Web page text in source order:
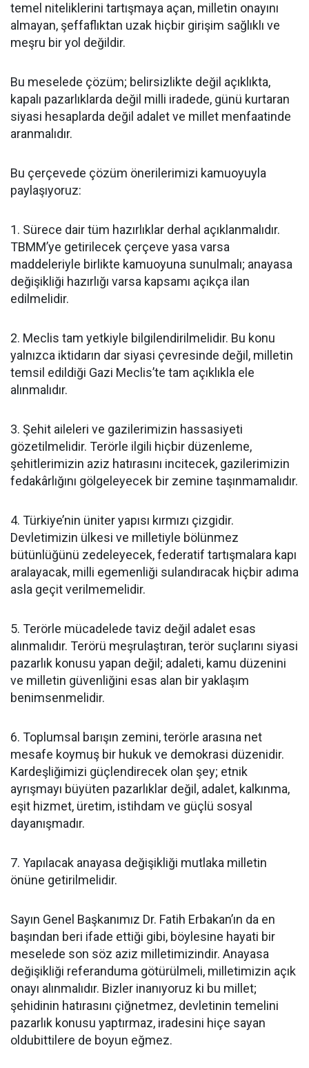
temel niteliklerini tartışmaya açan, milletin onayını
almayan, şeffaflıktan uzak hiçbir girişim sağlıklı ve
meşru bir yol değildir.
Bu meselede çözüm; belirsizlikte değil açıklıkta,
kapalı pazarlıklarda değil milli iradede, günü kurtaran
siyasi hesaplarda değil adalet ve millet menfaatinde
aranmalıdır.
Bu çerçevede çözüm önerilerimizi kamuoyuyla
paylaşıyoruz:
1. Sürece dair tüm hazırlıklar derhal açıklanmalıdır.
TBMM’ye getirilecek çerçeve yasa varsa
maddeleriyle birlikte kamuoyuna sunulmalı; anayasa
değişikliği hazırlığı varsa kapsamı açıkça ilan
edilmelidir.
2. Meclis tam yetkiyle bilgilendirilmelidir. Bu konu
yalnızca iktidarın dar siyasi çevresinde değil, milletin
temsil edildiği Gazi Meclis’te tam açıklıkla ele
alınmalıdır.
3. Şehit aileleri ve gazilerimizin hassasiyeti
gözetilmelidir. Terörle ilgili hiçbir düzenleme,
şehitlerimizin aziz hatırasını incitecek, gazilerimizin
fedakârlığını gölgeleyecek bir zemine taşınmamalıdır.
4. Türkiye’nin üniter yapısı kırmızı çizgidir.
Devletimizin ülkesi ve milletiyle bölünmez
bütünlüğünü zedeleyecek, federatif tartışmalara kapı
aralayacak, milli egemenliği sulandıracak hiçbir adıma
asla geçit verilmemelidir.
5. Terörle mücadelede taviz değil adalet esas
alınmalıdır. Terörü meşrulaştıran, terör suçlarını siyasi
pazarlık konusu yapan değil; adaleti, kamu düzenini
ve milletin güvenliğini esas alan bir yaklaşım
benimsenmelidir.
6. Toplumsal barışın zemini, terörle arasına net
mesafe koymuş bir hukuk ve demokrasi düzenidir.
Kardeşliğimizi güçlendirecek olan şey; etnik
ayrışmayı büyüten pazarlıklar değil, adalet, kalkınma,
eşit hizmet, üretim, istihdam ve güçlü sosyal
dayanışmadır.
7. Yapılacak anayasa değişikliği mutlaka milletin
önüne getirilmelidir.
Sayın Genel Başkanımız Dr. Fatih Erbakan’ın da en
başından beri ifade ettiği gibi, böylesine hayati bir
meselede son söz aziz milletimizindir. Anayasa
değişikliği referanduma götürülmeli, milletimizin açık
onayı alınmalıdır. Bizler inanıyoruz ki bu millet;
şehidinin hatırasını çiğnetmez, devletinin temelini
pazarlık konusu yaptırmaz, iradesini hiçe sayan
oldubittilere de boyun eğmez.